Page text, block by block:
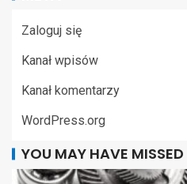
Zaloguj się
Kanał wpisów
Kanał komentarzy
WordPress.org
YOU MAY HAVE MISSED